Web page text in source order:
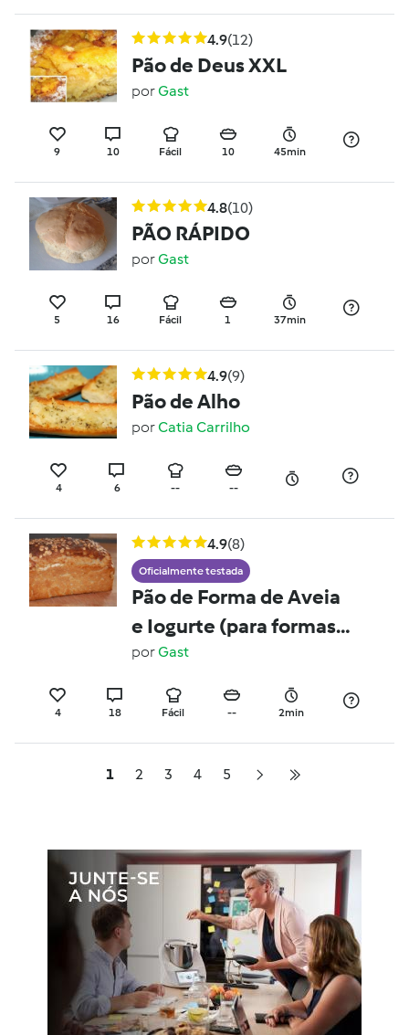
4.9(12)
Pão de Deus XXL
porGast
9 10 Fácil 10 45min
4.8(10)
PÃO RÁPIDO
porGast
5 16 Fácil 1 37min
4.9(9)
Pão de Alho
porCatia Carrilho
4 6 -- --
4.9(8)
Oficialmente testada
Pão de Forma de Aveia
e Iogurte (para formas
de 30 cm)
porGast
4 18 Fácil -- 2min
1 2 3 4 5